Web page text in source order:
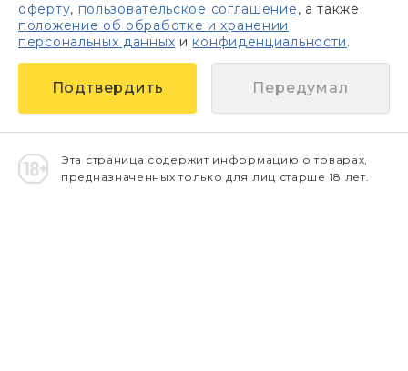
оферту, пользовательское соглашение, а также
положение об обработке и хранении
персональных данных и конфиденциальности.
Передумал
Эта страница содержит информацию о товарах,
предназначенных только для лиц старше 18 лет.